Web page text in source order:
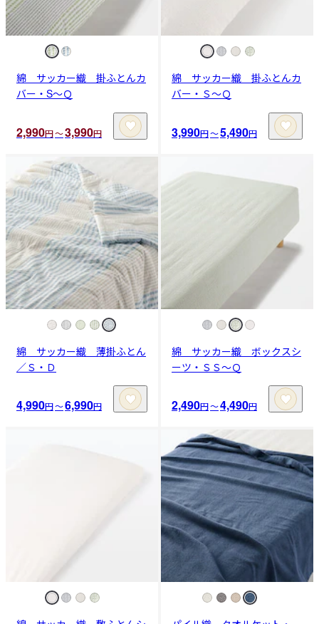
綿 サッカー織 掛ふとんカ
バー・S～Ｑ
2,990円〜3,990円
綿 サッカー織 掛ふとんカ
バー・Ｓ～Ｑ
3,990円〜5,490円
綿 サッカー織 薄掛ふとん
／Ｓ・Ｄ
4,990円〜6,990円
綿 サッカー織 ボックスシ
ーツ・ＳＳ～Ｑ
2,490円〜4,490円